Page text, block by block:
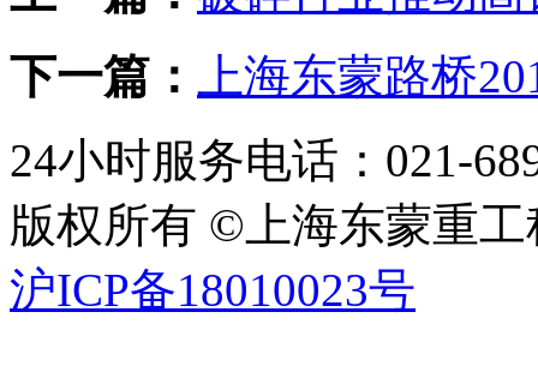
下一篇：
上海东蒙路桥
24小时服务电话：021-
版权所有 ©上海东蒙重
沪ICP备18010023号